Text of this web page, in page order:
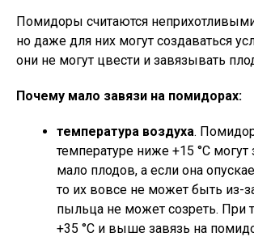
Помидоры считаются
но даже для них могут создаваться
они не могут цвести и завязывать
Почему мало завязи на помидорах:
температура воздуха.
температуре ниже +15 °C могут
мало плодов, а если она
то их вовсе не может быть из-
пыльца не может созреть. При
+35 °C и выше завязь на